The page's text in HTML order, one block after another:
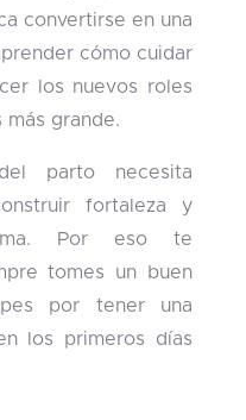
convertirse en una
cómo cuidar
los nuevos roles
más grande.
parto necesita
fortaleza y
Por eso te
tomes un buen
por tener una
los primeros días